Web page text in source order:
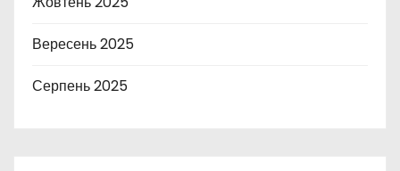
Вересень 2025
Серпень 2025